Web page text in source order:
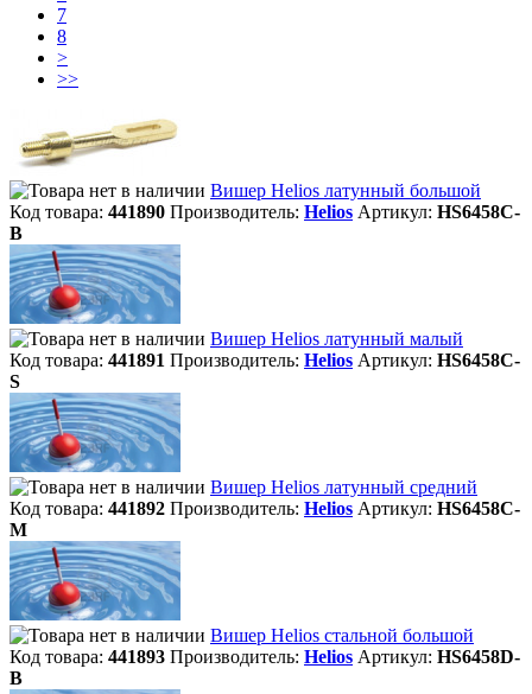
7
8
>
>>
Вишер Helios латунный большой
Код товара: 441890 Производитель: Helios Артикул: HS6458C-
B
Вишер Helios латунный малый
Код товара: 441891 Производитель: Helios Артикул: HS6458C-
S
Вишер Helios латунный средний
Код товара: 441892 Производитель: Helios Артикул: HS6458C-
M
Вишер Helios стальной большой
Код товара: 441893 Производитель: Helios Артикул: HS6458D-
B